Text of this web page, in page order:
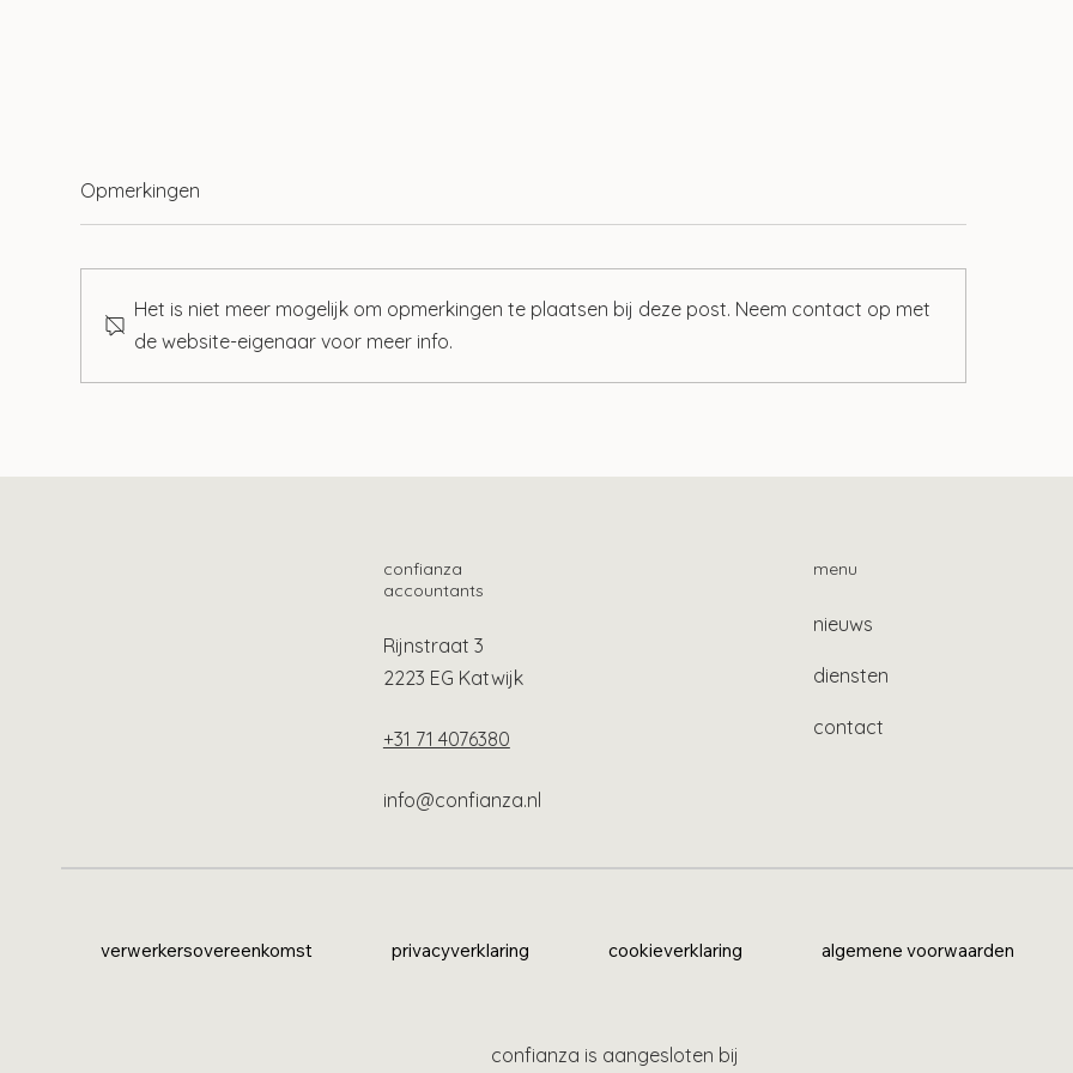
Wet tegenbewijsregeling box
Zo vind je het fiscale
In principe geen
Opmerkingen
Het is niet meer mogelijk om opmerkingen te plaatsen bij deze post. Neem contact op met
de website-eigenaar voor meer info.
confianza
accountants
Rijnstraat 3
2223 EG Katwijk
+31 71 4076380
info@confianza.nl
menu
nieuws
diensten
contact
verwerkersovereenkomst privacyverklaring cookieverklaring algemene voorwaarden
confianza is aangesloten bij